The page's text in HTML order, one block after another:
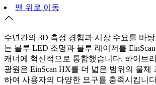
맨 위로 이동
수년간의 3D 측정 경험과 시장 수요를 바
는 블루 LED 조명과 블루 레이저를
캐너에 혁신적으로 통합했습니다. 하이브
광원은 EinScan HX를 더 넓은 범위의 물체
하여 사용자의 다양한 요구를 충족시킵니